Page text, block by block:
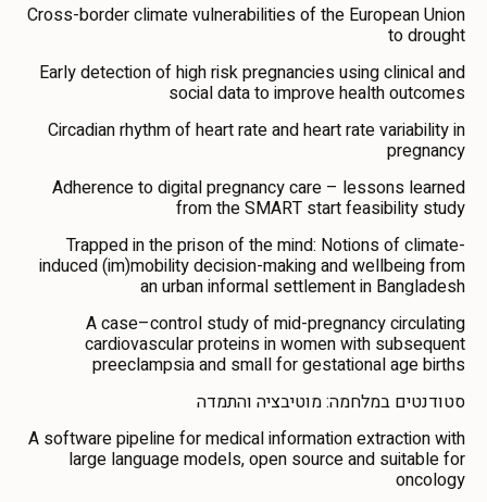
Cross-border climate vulnerabilities of the European Union
to drought
Early detection of high risk pregnancies using clinical and
social data to improve health outcomes
Circadian rhythm of heart rate and heart rate variability in
pregnancy
Adherence to digital pregnancy care – lessons learned
from the SMART start feasibility study
Trapped in the prison of the mind: Notions of climate-
induced (im)mobility decision-making and wellbeing from
an urban informal settlement in Bangladesh
A case–control study of mid-pregnancy circulating
cardiovascular proteins in women with subsequent
preeclampsia and small for gestational age births
סטודנטים במלחמה: מוטיבציה והתמדה
A software pipeline for medical information extraction with
large language models, open source and suitable for
oncology